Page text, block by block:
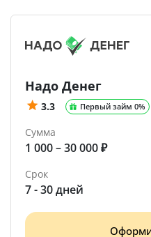
Надо Денег
3.3 Первый займ 0%
Сумма
1 000 – 30 000 ₽
Срок
7 - 30 дней